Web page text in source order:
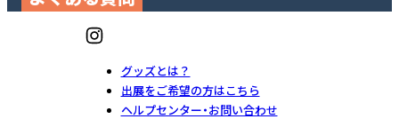
グッズとは？
出展をご希望の方はこちら
ヘルプセンター・お問い合わせ